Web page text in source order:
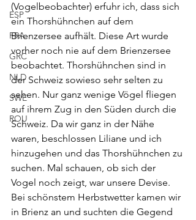
ESP
FRA
GRC
NLD
SWE
ROU
(Vogelbeobachter) erfuhr ich, dass sich
ein Thorshühnchen auf dem
Brienzersee aufhält. Diese Art wurde
vorher noch nie auf dem Brienzersee
beobachtet. Thorshühnchen sind in
der Schweiz sowieso sehr selten zu
sehen. Nur ganz wenige Vögel fliegen
auf ihrem Zug in den Süden durch die
Schweiz. Da wir ganz in der Nähe
waren, beschlossen Liliane und ich
hinzugehen und das Thorshühnchen zu
suchen. Mal schauen, ob sich der
Vogel noch zeigt, war unsere Devise.
Bei schönstem Herbstwetter kamen wir
in Brienz an und suchten die Gegend